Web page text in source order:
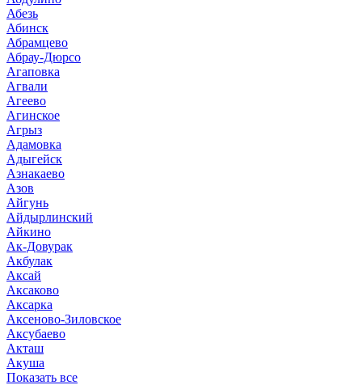
Абезь
Абинск
Абрамцево
Абрау-Дюрсо
Агаповка
Агвали
Агеево
Агинское
Агрыз
Адамовка
Адыгейск
Азнакаево
Азов
Айгунь
Айдырлинский
Айкино
Ак-Довурак
Акбулак
Аксай
Аксаково
Аксарка
Аксеново-Зиловское
Аксубаево
Акташ
Акуша
Показать все